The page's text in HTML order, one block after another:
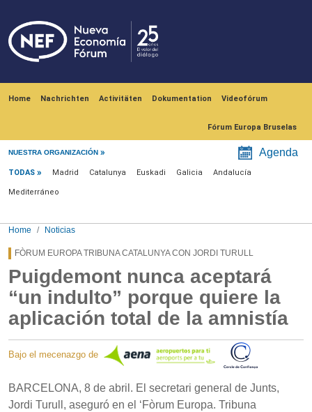
Home Nachrichten Activitäten Dokumentation Videofórum
Fórum Europa Bruselas
NUESTRA ORGANIZACIÓN Agenda
Menú noticias
TODAS Madrid Catalunya Euskadi Galicia Andalucía
Mediterráneo
Home Noticias
FÒRUM EUROPA TRIBUNA CATALUNYA CON JORDI TURULL
Puigdemont nunca aceptará
“un indulto” porque quiere la
aplicación total de la amnistía
Bajo el mecenazgo de
BARCELONA, 8 de abril. El secretari general de Junts,
Jordi Turull, aseguró en el ‘Fòrum Europa. Tribuna